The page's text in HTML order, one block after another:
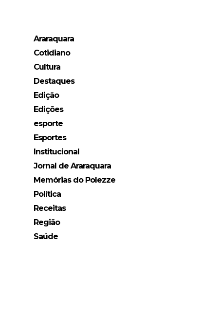
Araraquara
Cotidiano
Cultura
Destaques
Edição
Edições
esporte
Esportes
Institucional
Jornal de Araraquara
Memórias do Polezze
Política
Receitas
Região
Saúde